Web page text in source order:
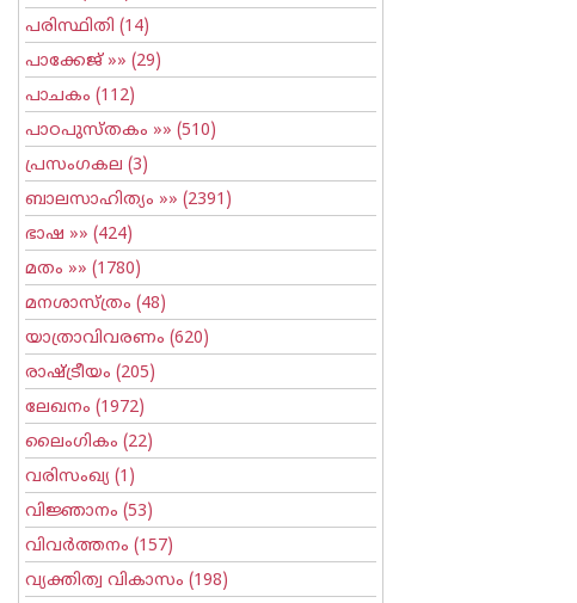
പരിസ്ഥിതി (14)
പാക്കേജ് »» (29)
പാചകം (112)
പാഠപുസ്തകം »» (510)
പ്രസംഗകല (3)
ബാലസാഹിത്യം »» (2391)
ഭാഷ »» (424)
മതം »» (1780)
മനശാസ്ത്രം (48)
യാത്രാവിവരണം (620)
രാഷ്ട്രീയം (205)
ലേഖനം (1972)
ലൈംഗികം (22)
വരിസംഖ്യ (1)
വിജ്ഞാനം (53)
വിവര്‍ത്തനം (157)
വ്യക്തിത്വ വികാസം (198)